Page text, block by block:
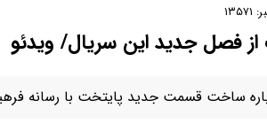
از فصل جدید این سریال/ ویدئو
ساخت قسمت جدید پایتخت با رسانه